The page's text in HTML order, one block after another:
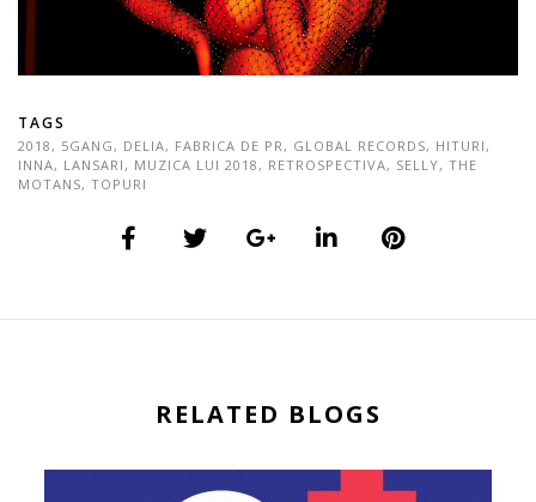
TAGS
2018 , 5GANG , DELIA, FABRICA DE PR , GLOBAL RECORDS, HITURI ,
INNA, LANSARI , MUZICA LUI 2018 , RETROSPECTIVA, SELLY, THE
MOTANS, TOPURI
RELATED BLOGS